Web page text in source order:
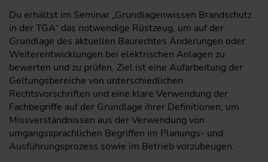
Du erhältst im Seminar „Grundlagenwissen Brandschutz
in der TGA“ das notwendige Rüstzeug, um auf der
Grundlage des aktuellen Baurechtes Änderungen oder
Weiterentwicklungen bei elektrischen Anlagen zu
bewerten und zu prüfen. Ziel ist eine Aufarbeitung der
Geltungsbereiche von unterschiedlichen
Rechtsvorschriften und eine klare Verwendung der
Fachbegriffe auf der Grundlage ihrer Definitionen, um
Missverständnissen aus der Verwendung von
umgangssprachlichen Begriffen im Planungs- und
Ausführungsprozess sowie im Betrieb vorzubeugen.